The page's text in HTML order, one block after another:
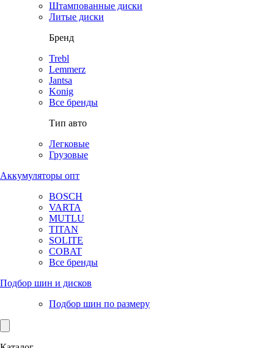
Штампованные диски
Литые диски
Бренд
Trebl
Lemmerz
Jantsa
Konig
Все бренды
Тип авто
Легковые
Грузовые
Аккумуляторы опт
BOSCH
VARTA
MUTLU
TITAN
SOLITE
COBAT
Все бренды
Подбор шин и дисков
Подбор шин по размеру